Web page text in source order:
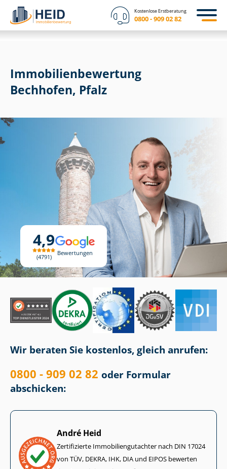
Kostenlose Erstberatung
0800 - 909 02 82
4,9
4791
Bewertungen
Immobilien­bewertung
Bechhofen, Pfalz
Wir beraten Sie kostenlos, gleich anrufen:
0800 - 909 02 82 oder Formular
abschicken:
André Heid
Zertifizierte Im­mo­bi­li­en­gut­ach­ter nach DIN 17024
von TÜV, DEKRA, IHK, DIA und EIPOS bewerten